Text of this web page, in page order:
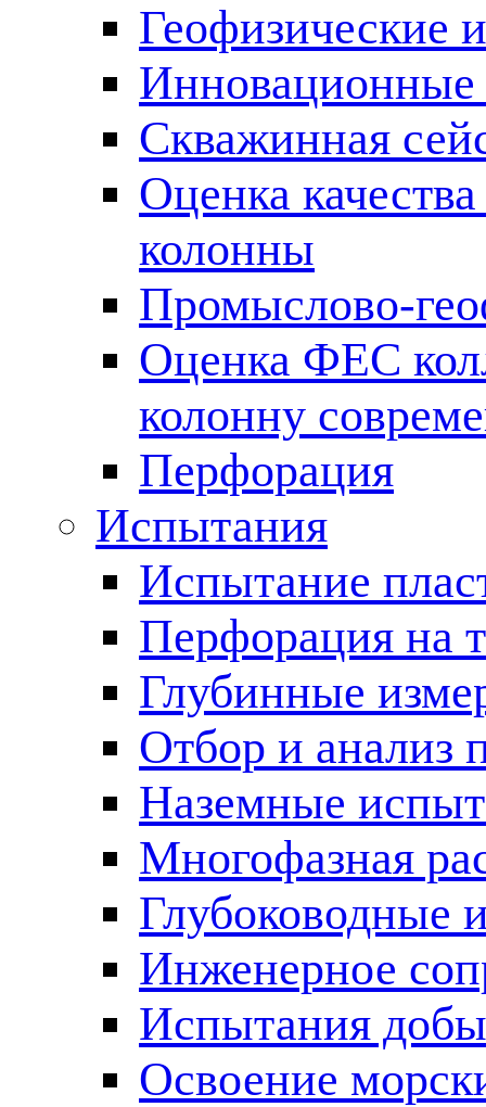
Геофизические
Инновационные
Скважинная
Оценка
колонны
Промыслово-
Оценка ФЕС
колонну
Перфорация
Испытания
Испытание
Перфорация на
Глубинные
Отбор и анализ
Наземные
Многофазная
Глубоководные
Инженерное
Испытания
Освоение